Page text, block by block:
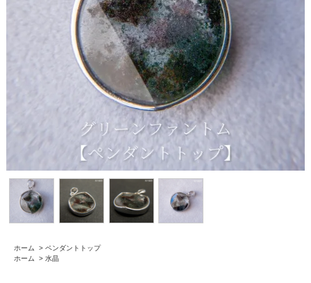
ホーム > ペンダントトップ
ホーム
> 水晶